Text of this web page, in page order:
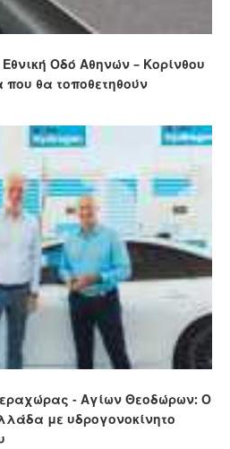
Οδό Αθηνών – Κορίνθου
που θα τοποθετηθούν
- Αγίων Θεοδώρων: Ο
με υδρογονοκίνητο